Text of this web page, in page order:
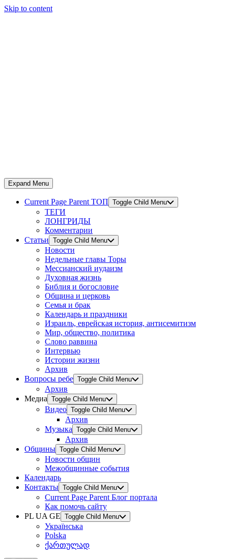
Skip to content
Expand Menu
Current Page Parent ТОП Toggle Child Menu
ТЕГИ
ЛОНГРИДЫ
Комментарии
Статьи Toggle Child Menu
Новости
Недельные главы Торы
Мессианский иудаизм
Духовная жизнь
Библия и богословие
Община и церковь
Семья и брак
Календарь и праздники
Израиль, еврейская история, антисемитизм
Мир, общество, политика
Слово раввина
Интервью
Истории жизни
Архив
Вопросы ребе Toggle Child Menu
Архив
Медиа Toggle Child Menu
Видео Toggle Child Menu
Архив
Музыка Toggle Child Menu
Архив
Общины Toggle Child Menu
Новости общин
Межобщинные события
Календарь
Контакты Toggle Child Menu
Current Page Parent Блог портала
Как помочь сайту
PL UA GE Toggle Child Menu
Українська
Polska
ქართულად